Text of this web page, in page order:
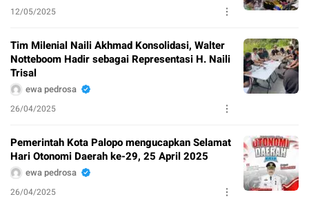
12/05/2025
Tim Milenial Naili Akhmad Konsolidasi, Walter
Notteboom Hadir sebagai Representasi H. Naili
Trisal
ewa pedrosa
26/04/2025
Pemerintah Kota Palopo mengucapkan Selamat
Hari Otonomi Daerah ke-29, 25 April 2025
ewa pedrosa
26/04/2025